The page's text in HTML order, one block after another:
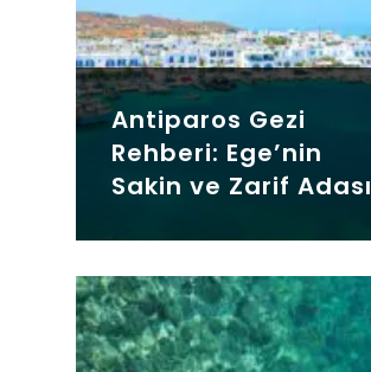
Antiparos Gezi
Rehberi: Ege’nin
Sakin ve Zarif Adası